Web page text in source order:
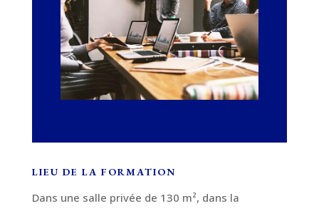
LIEU DE LA FORMATION
Dans une salle privée de 130 m², dans la